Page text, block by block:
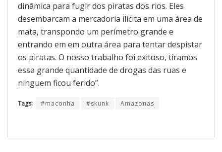
dinâmica para fugir dos piratas dos rios. Eles
desembarcam a mercadoria ilícita em uma área de
mata, transpondo um perímetro grande e
entrando em em outra área para tentar despistar
os piratas. O nosso trabalho foi exitoso, tiramos
essa grande quantidade de drogas das ruas e
ninguem ficou ferido”.
Tags: #maconha #skunk Amazonas